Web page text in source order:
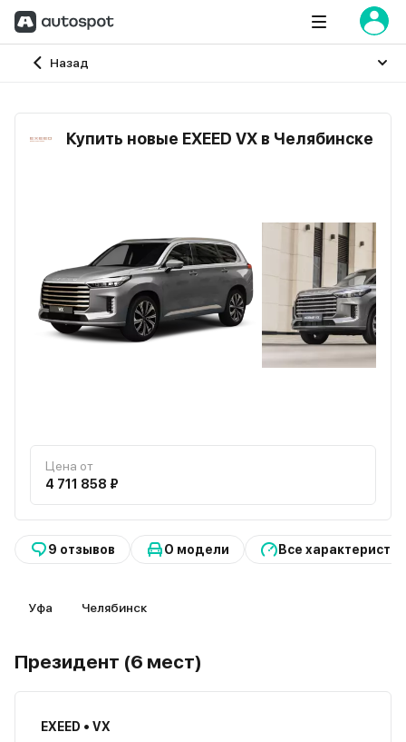
Назад
Главная
Купить новые EXEED VX в Челябинске
Цена от
4 711 858 ₽
9 отзывов О модели Все
Уфа Челябинск
Президент (6 мест)
EXEED • VX